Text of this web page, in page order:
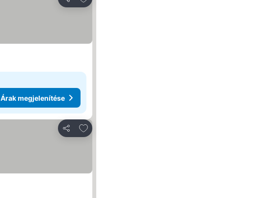
Megosztás
Árak megjelenítése
Megosztás
Hozzáadás a kedvencekhez